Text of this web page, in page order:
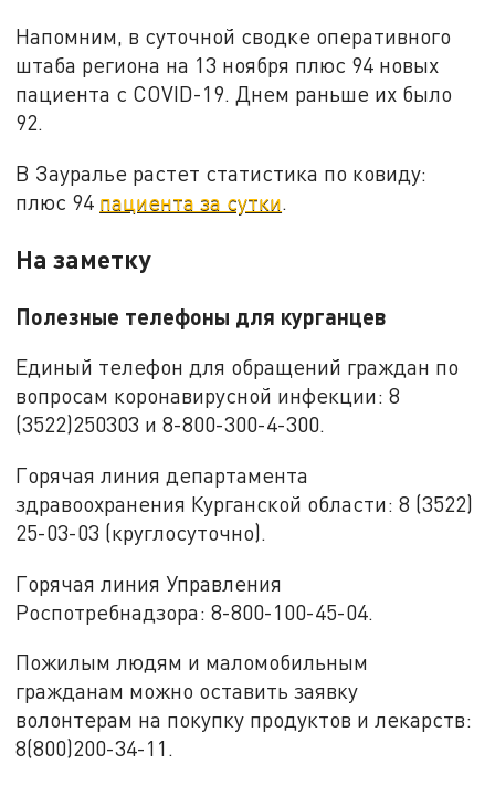
Напомним, в суточной сводке оперативного
штаба региона на 13 ноября плюс 94 новых
пациента с COVID-19. Днем раньше их было
92.
В Зауралье растет статистика по ковиду:
плюс 94 пациента за сутки
На заметку
Полезные телефоны для курганцев
Единый телефон для обращений граждан по
вопросам коронавирусной инфекции: 8
(3522)250303 и 8-800-300-4-300.
Горячая линия департамента
здравоохранения Курганской области: 8 (3522)
25-03-03 (круглосуточно).
Горячая линия Управления
Роспотребнадзора: 8-800-100-45-04.
Пожилым людям и маломобильным
гражданам можно оставить заявку
волонтерам на покупку продуктов и лекарств:
8(800)200-34-11.